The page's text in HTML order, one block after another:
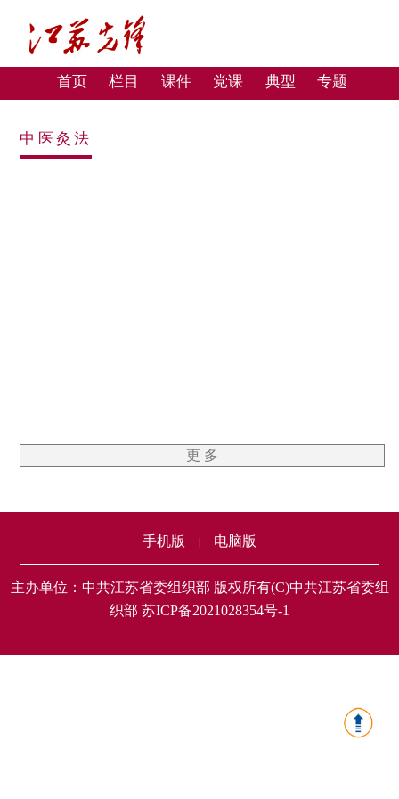
首页 栏目 课件 党课 典型 专题
中医灸法
更 多
手机版 电脑版
主办单位：中共江苏省委组织部 版权所有(C)中共江苏省委组
织部 苏ICP备2021028354号-1